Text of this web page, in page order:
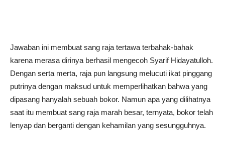
Jawaban ini membuat sang raja tertawa terbahak-bahak
karena merasa dirinya berhasil mengecoh Syarif Hidayatulloh.
Dengan serta merta, raja pun langsung melucuti ikat pinggang
putrinya dengan maksud untuk memperlihatkan bahwa yang
dipasang hanyalah sebuah bokor. Namun apa yang dilihatnya
saat itu membuat sang raja marah besar, ternyata, bokor telah
lenyap dan berganti dengan kehamilan yang sesungguhnya.